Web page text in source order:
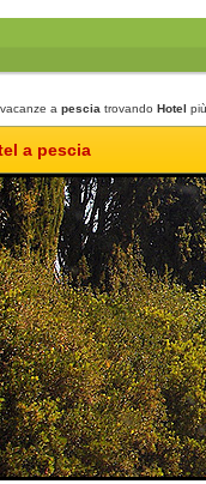
a pescia trovando Hotel
a pescia